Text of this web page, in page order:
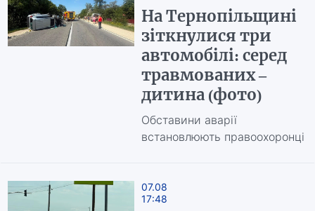
На Тернопільщині
зіткнулися три
автомобілі: серед
травмованих –
дитина (фото)
Обставини аварії
встановлюють правоохоронці
07.08
17:48